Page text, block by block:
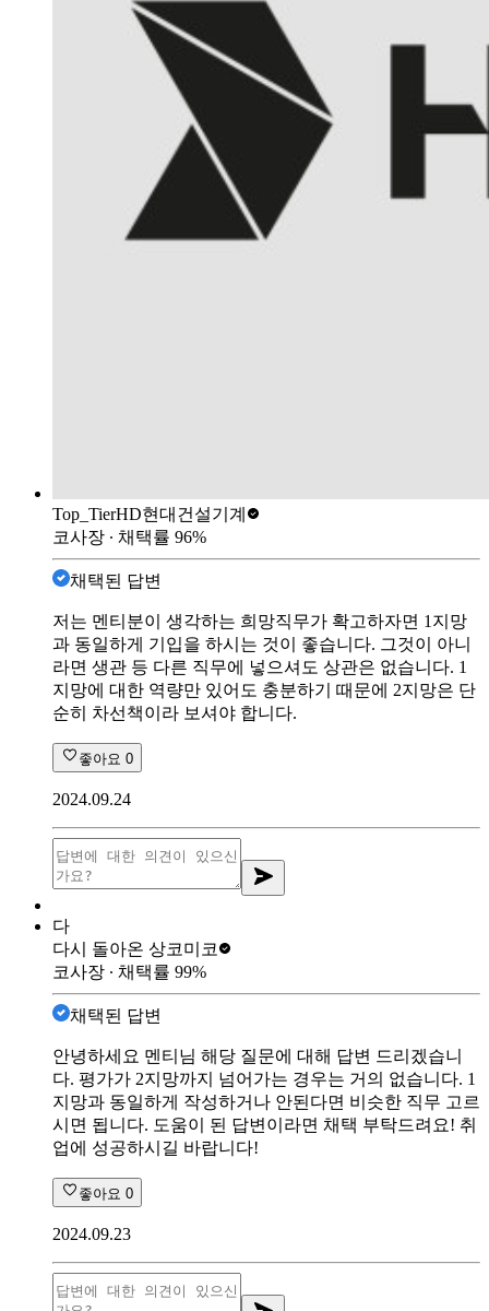
Top_TierHD현대건설기계
코사장 ∙ 채택률 96%
채택된 답변
저는 멘티분이 생각하는 희망직무가 확고하자면 1지망
과 동일하게 기입을 하시는 것이 좋습니다. 그것이 아니
라면 생관 등 다른 직무에 넣으셔도 상관은 없습니다. 1
지망에 대한 역량만 있어도 충분하기 때문에 2지망은 단
순히 차선책이라 보셔야 합니다.
좋아요 0
2024.09.24
다
다시 돌아온 상코미코
코사장 ∙ 채택률 99%
채택된 답변
안녕하세요 멘티님 해당 질문에 대해 답변 드리겠습니
다. 평가가 2지망까지 넘어가는 경우는 거의 없습니다. 1
지망과 동일하게 작성하거나 안된다면 비슷한 직무 고르
시면 됩니다. 도움이 된 답변이라면 채택 부탁드려요! 취
업에 성공하시길 바랍니다!
좋아요 0
2024.09.23